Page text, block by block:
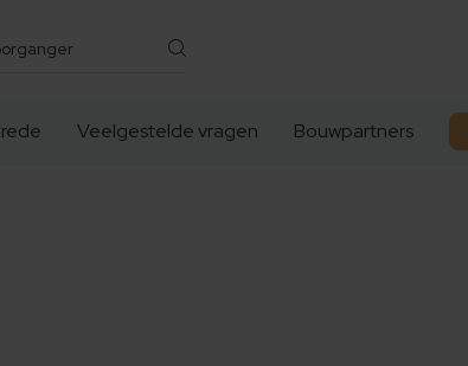
Veelgestelde vragen Bouwpartners